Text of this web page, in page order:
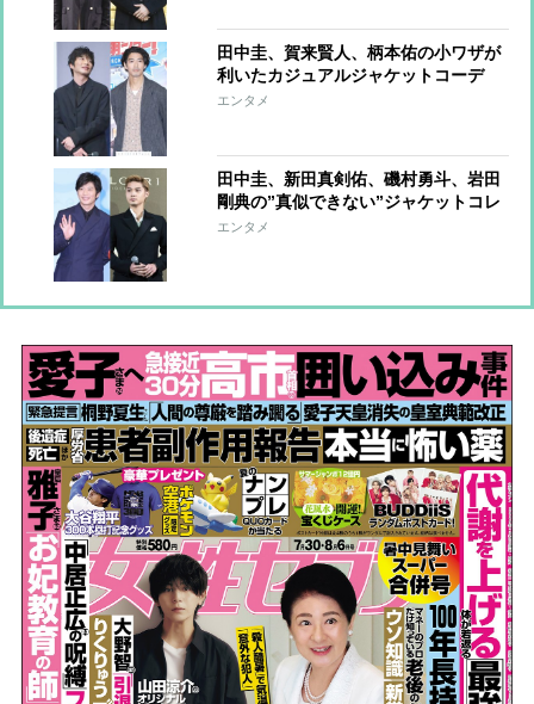
田中圭、賀来賢人、柄本佑の小ワザが
利いたカジュアルジャケットコーデ
【ファッションチェック】
エンタメ
田中圭、新田真剣佑、磯村勇斗、岩田
剛典の”真似できない”ジャケットコレ
クション
エンタメ